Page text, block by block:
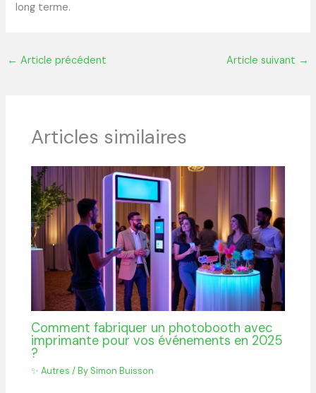
long terme.
← Article précédent Article suivant →
Articles similaires
Comment fabriquer un photobooth avec
imprimante pour vos événements en 2025
?
✨ Autres / By Simon Buisson